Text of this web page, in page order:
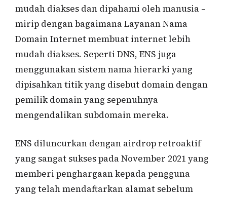
mudah diakses dan dipahami oleh manusia –
mirip dengan bagaimana Layanan Nama
Domain Internet membuat internet lebih
mudah diakses. Seperti DNS, ENS juga
menggunakan sistem nama hierarki yang
dipisahkan titik yang disebut domain dengan
pemilik domain yang sepenuhnya
mengendalikan subdomain mereka.
ENS diluncurkan dengan airdrop retroaktif
yang sangat sukses pada November 2021 yang
memberi penghargaan kepada pengguna
yang telah mendaftarkan alamat sebelum